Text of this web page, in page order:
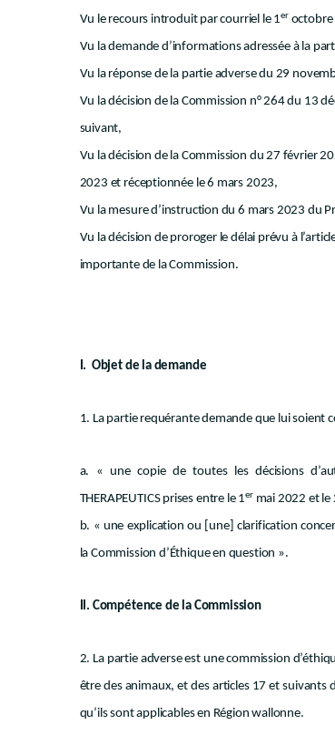
Vu le recours introduit par courriel le 1er octobre
Vu la demande d’informations adressée à la
Vu la réponse de la partie adverse du 29
Vu la décision de la Commission n° 264 du 13
suivant,
Vu la décision de la Commission du 27 février
2023 et réceptionnée le 6 mars 2023,
Vu la mesure d’instruction du 6 mars 2023 du
Vu la décision de proroger le délai prévu à
importante de la Commission.
I. Objet de la demande
1. La partie requérante demande que lui soient
a. « une copie de toutes les décisions
THERAPEUTICS prises entre le 1er mai 2022 et
b. « une explication ou [une] clarification
la Commission d’Éthique en question ».
II. Compétence de la Commission
2. La partie adverse est une commission
être des animaux, et des articles 17 et
qu’ils sont applicables en Région wallonne.